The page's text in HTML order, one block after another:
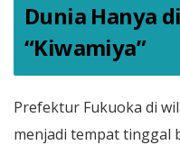
Dunia Hanya
“Kiwamiya”
Prefektur Fukuoka di
menjadi tempat tinggal